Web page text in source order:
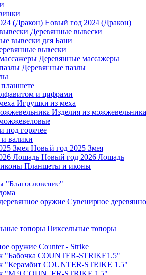
Новый год 2024 (Дракон)
Деревянные вывески
вывески для Бани
вывески
Деревянные массажеры
Деревянные пазлы
и цифрами
Игрушки из меха
Изделия из можжевельника
под горячее
валики
Новый год 2025 Змея
Новый год 2026 Лошадь
Планшеты и иконы
"Благословение"
Сувенирное
Пиксельные топоры
оружие Counter - Strike
"Бабочка COUNTER-STRIKE1.5"
"Керамбит COUNTER-STRIKE 1.5"
"М 9 COUNTER-STRIKE 1.5"